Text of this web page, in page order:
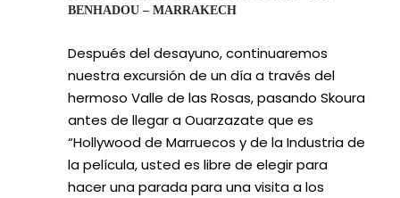
BENHADOU – MARRAKECH
Después del desayuno, continuaremos
nuestra excursión de un día a través del
hermoso Valle de las Rosas, pasando Skoura
antes de llegar a Ouarzazate que es
“Hollywood de Marruecos y de la Industria de
la película, usted es libre de elegir para
hacer una parada para una visita a los